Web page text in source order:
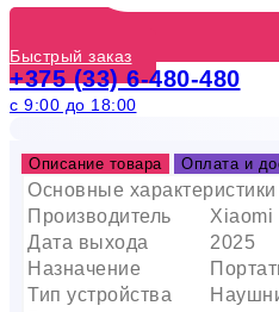
Быстрый заказ
+375 (33) 6-480-480
с 9:00 до 18:00
Описание товара Оплата и
Основные характеристики
Производитель
Xiaomi
Дата выхода
2025
Назначение
Тип устройства